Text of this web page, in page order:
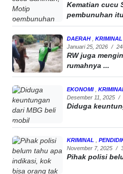
Kematian cucu
pembunuhan
DAERAH
KRIMINAL
Januari 25, 2026 /
RW juga
rumahnya ...
EKONOMI
Desember 11, 2025 /
Diduga
KRIMINAL
November 7, 2025 /
Pihak polisi